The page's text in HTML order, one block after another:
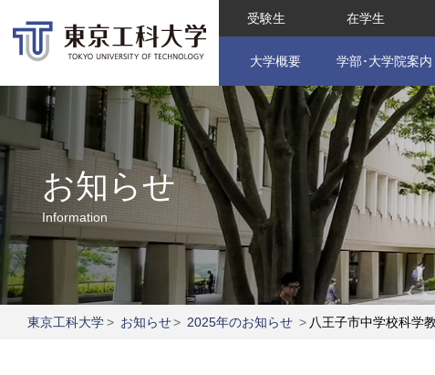
受験生 在学生
大学概要 学部･大学院案内
お知らせ
Information
東京工科大学> お知らせ> 2025年のお知らせ > 八王子市中学校科学